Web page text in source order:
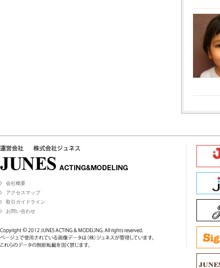
会社概要
アクセスマップ
取引ガイドライン
お問い合わせ